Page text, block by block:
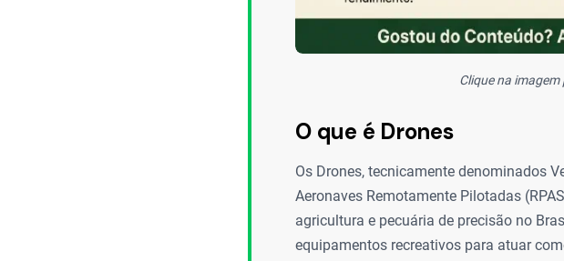
Clique na
O que é Drones
Os Drones, tecnicamente denominados
Aeronaves Remotamente Pilotadas
agricultura e pecuária de precisão no
equipamentos recreativos para atuar